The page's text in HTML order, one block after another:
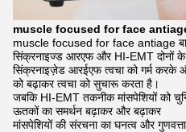
muscle focused for face antiage
muscle focused for face antiage
सिंक्रनाइज्ड आरएफ और HI-EMT दोनों
सिंक्रनाइज़ेड आरईएफ त्वचा को गर्म
को बढ़ाकर त्वचा को सुचारू करता है।
जबकि HI-EMT तकनीक मांसपेशियों को
ऊतकों का समर्थन बढ़ाकर और बढ़ाकर
मांसपेशियों की संरचना का घनत्व और